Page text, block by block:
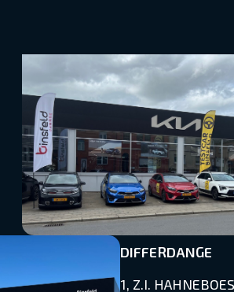
DIFFERDANGE
1, Z.I.